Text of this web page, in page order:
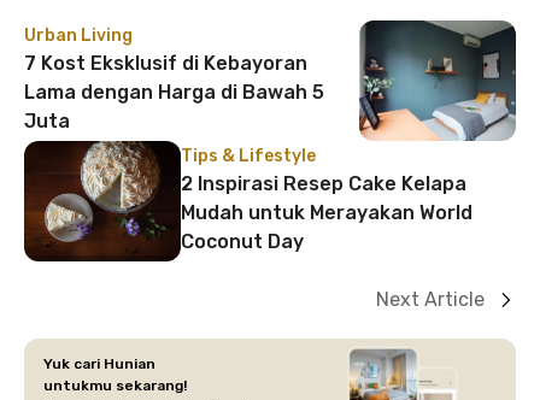
Urban Living
7 Kost Eksklusif di Kebayoran
Lama dengan Harga di Bawah 5
Juta
Tips & Lifestyle
2 Inspirasi Resep Cake Kelapa
Mudah untuk Merayakan World
Coconut Day
Next Article
Yuk cari Hunian
untukmu sekarang!